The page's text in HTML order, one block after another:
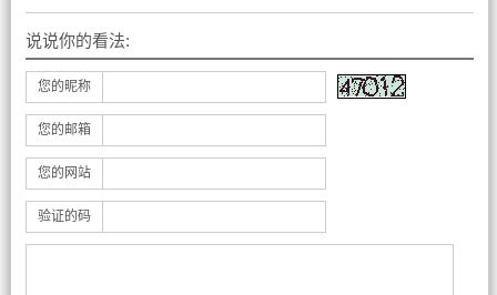
说说你的看法:
您的昵称
您的邮箱
您的网站
验证的码